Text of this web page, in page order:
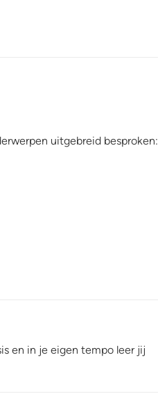
uitgebreid besproken:
en in je eigen tempo leer jij